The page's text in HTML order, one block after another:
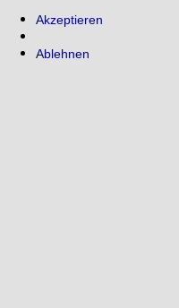
Akzeptieren
Ablehnen